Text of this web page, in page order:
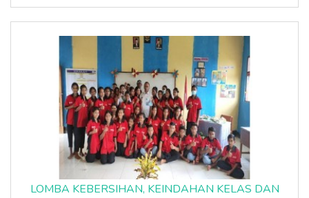
LOMBA KEBERSIHAN, KEINDAHAN KELAS DAN